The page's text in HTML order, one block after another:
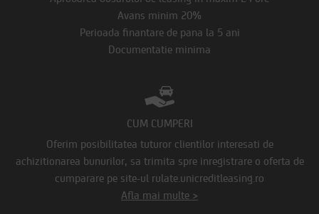
Avans minim 20%
Perioada finantare de pana la 5 ani
Documentatie minima
CUM CUMPERI
Oferim posibilitatea tuturor clientilor interesati de
achizitionarea bunurilor, sa trimita spre inregistrare o oferta de
cumparare pe site-ul rulate.unicreditleasing.ro
Afla mai multe >